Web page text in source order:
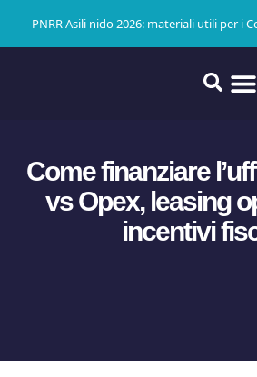
PNRR Asili nido 2026: materiali utili per i
Come finanziare
vs Opex, leasing
incentivi